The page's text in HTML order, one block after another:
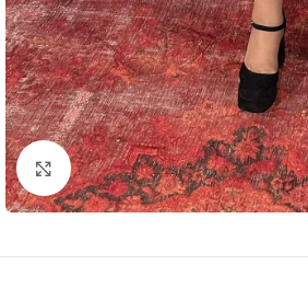
Click to enlarge